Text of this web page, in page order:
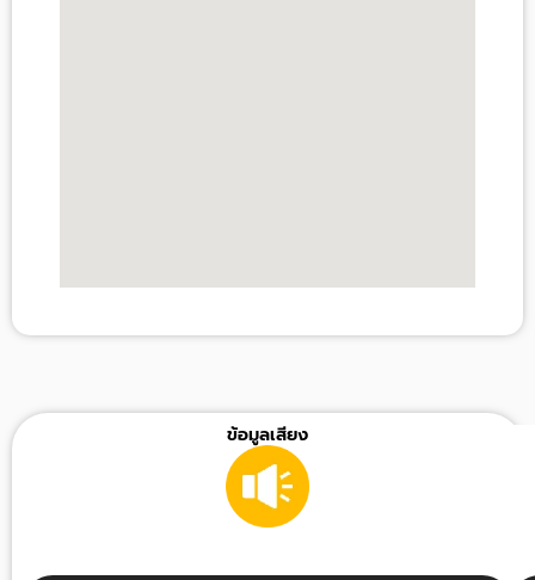
ข้อมูลเสียง